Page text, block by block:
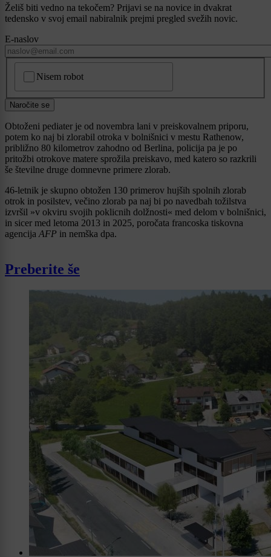
Želiš biti vedno na tekočem? Prijavi se na novice in dvakrat
tedensko v svoj email nabiralnik prejmi pregled svežih novic.
E-naslov
Nisem robot
Naročite se
Obtoženi pediater je od novembra lani v preiskovalnem priporu,
potem ko naj bi zlorabil otroka v bolnišnici v mestu Rathenow,
približno 80 kilometrov zahodno od Berlina, policija pa je po
pritožbi otrokove matere sprožila preiskavo, med katero so razkrili
še številne druge domnevne primere zlorab.
46-letnik je skupno obtožen 130 primerov hujših spolnih zlorab
otrok in posilstev, večino zlorab pa naj bi po navedbah tožilstva
izvršil »v okviru svojih poklicnih dolžnosti« med delom v bolnišnici,
in sicer med letoma 2013 in 2025, poročata francoska tiskovna
agencija AFP in nemška dpa.
Preberite še